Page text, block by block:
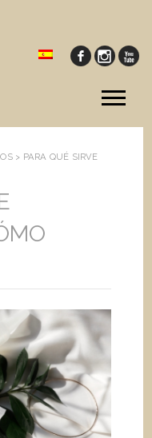
> PARA QUÉ SIRVE